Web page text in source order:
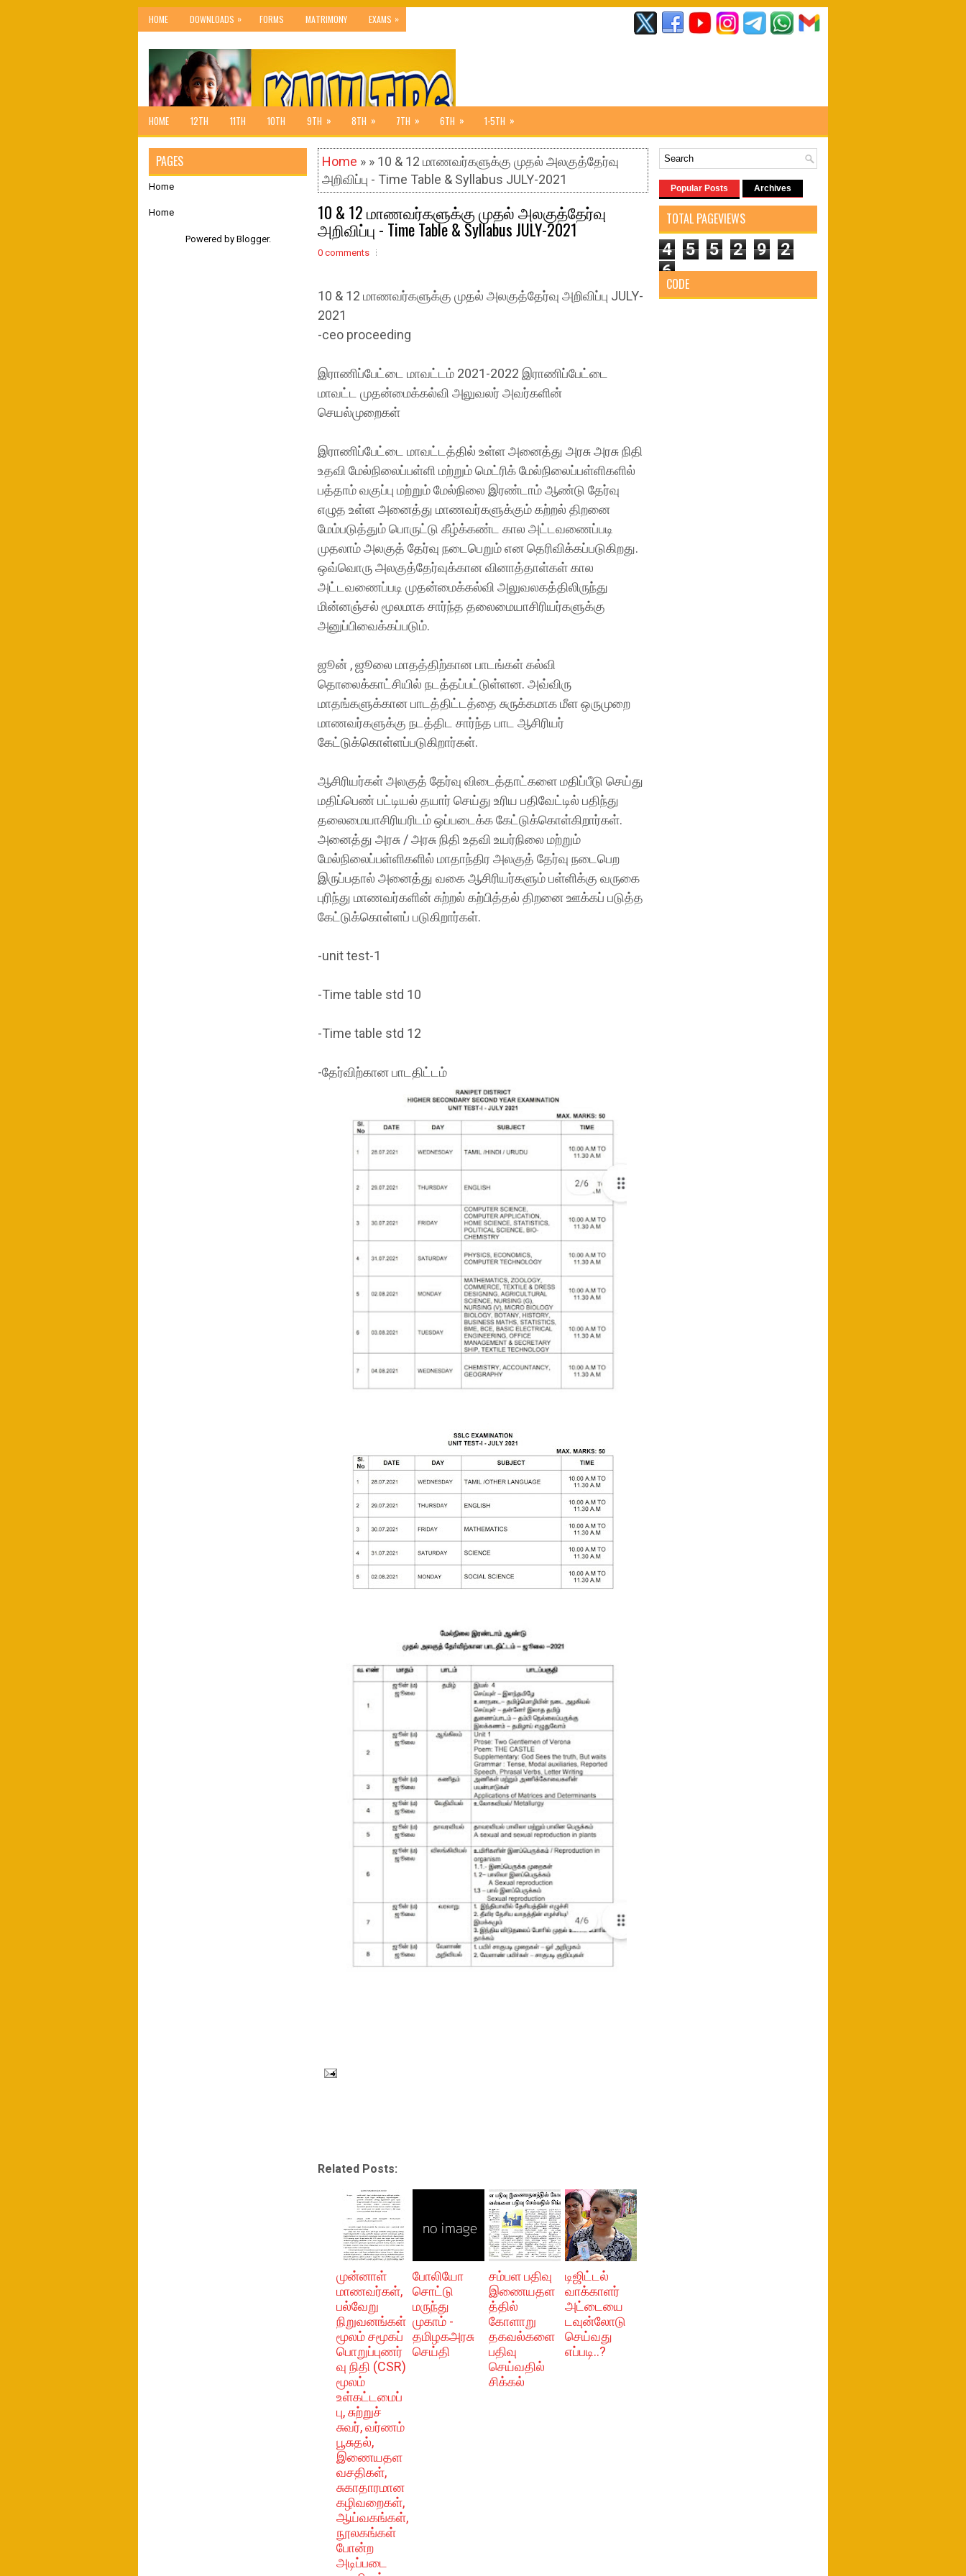
HOME DOWNLOADS » FORMS MATRIMONY EXAMS »
HOME 12TH 11TH 10TH 9TH » 8TH » 7TH » 6TH » 1-5TH »
Home » » 10 & 12 மாணவர்களுக்கு முதல் அலகுத்தேர்வு
அறிவிப்பு - Time Table & Syllabus JULY-2021
10 & 12 மாணவர்களுக்கு முதல் அலகுத்தேர்வு
அறிவிப்பு - Time Table & Syllabus JULY-2021
0 comments
10 & 12 மாணவர்களுக்கு முதல் அலகுத்தேர்வு அறிவிப்பு JULY-
2021
-ceo proceeding
இராணிப்பேட்டை மாவட்டம் 2021-2022 இராணிப்பேட்டை
மாவட்ட முதன்மைக்கல்வி அலுவலர் அவர்களின்
செயல்முறைகள்
இராணிப்பேட்டை மாவட்டத்தில் உள்ள அனைத்து அரசு அரசு நிதி
உதவி மேல்நிலைப்பள்ளி மற்றும் மெட்ரிக் மேல்நிலைப்பள்ளிகளில்
பத்தாம் வகுப்பு மற்றும் மேல்நிலை இரண்டாம் ஆண்டு தேர்வு
எழுத உள்ள அனைத்து மாணவர்களுக்கும் கற்றல் திறனை
மேம்படுத்தும் பொருட்டு கீழ்க்கண்ட கால அட்டவணைப்படி
முதலாம் அலகுத் தேர்வு நடைபெறும் என தெரிவிக்கப்படுகிறது.
ஒவ்வொரு அலகுத்தேர்வுக்கான வினாத்தாள்கள் கால
அட்டவணைப்படி முதன்மைக்கல்வி அலுவலகத்திலிருந்து
மின்னஞ்சல் மூலமாக சார்ந்த தலைமையாசிரியர்களுக்கு
அனுப்பிவைக்கப்படும்.
ஜூன் , ஜூலை மாதத்திற்கான பாடங்கள் கல்வி
தொலைக்காட்சியில் நடத்தப்பட்டுள்ளன. அவ்விரு
மாதங்களுக்கான பாடத்திட்டத்தை சுருக்கமாக மீள ஒருமுறை
மாணவர்களுக்கு நடத்திட சார்ந்த பாட ஆசிரியர்
கேட்டுக்கொள்ளப்படுகிறார்கள்.
ஆசிரியர்கள் அலகுத் தேர்வு விடைத்தாட்களை மதிப்பீடு செய்து
மதிப்பெண் பட்டியல் தயார் செய்து உரிய பதிவேட்டில் பதிந்து
தலைமையாசிரியரிடம் ஒப்படைக்க கேட்டுக்கொள்கிறார்கள்.
அனைத்து அரசு / அரசு நிதி உதவி உயர்நிலை மற்றும்
மேல்நிலைப்பள்ளிகளில் மாதாந்திர அலகுத் தேர்வு நடைபெற
இருப்பதால் அனைத்து வகை ஆசிரியர்களும் பள்ளிக்கு வருகை
புரிந்து மாணவர்களின் சுற்றல் கற்பித்தல் திறனை ஊக்கப் படுத்த
கேட்டுக்கொள்ளப் படுகிறார்கள்.
-unit test-1
-Time table std 10
-Time table std 12
-தேர்விற்கான பாடதிட்டம்
Related Posts:
முன்னாள்
மாணவர்கள்,
பல்வேறு
நிறுவனங்கள்
மூலம் சமூகப்
பொறுப்புணர்
வு நிதி (CSR)
மூலம்
உள்கட்டமைப்
பு, சுற்றுச்
சுவர், வர்ணம்
பூசுதல்,
இணையதள
வசதிகள்,
சுகாதாரமான
கழிவறைகள்,
ஆய்வகங்கள்,
நூலகங்கள்
போன்ற
அடிப்படை
போலியோ
சொட்டு
மருந்து
முகாம் -
தமிழகஅரசு
செய்தி
சம்பள பதிவு
இணையதள
த்தில்
கோளாறு
தகவல்களை
பதிவு
செய்வதில்
சிக்கல்
டிஜிட்டல்
வாக்காளர்
அட்டையை
டவுன்லோடு
செய்வது
எப்படி..?
PAGES
Home
Home
Powered by Blogger.
Popular Posts Archives
TOTAL PAGEVIEWS
4 5 5 2 9
2
6
CODE